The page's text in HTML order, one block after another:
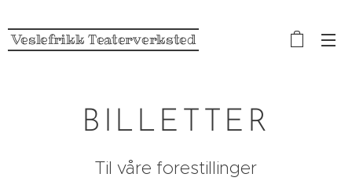
Veslefrikk Teaterverksted
BILLETTER
Til våre forestillinger